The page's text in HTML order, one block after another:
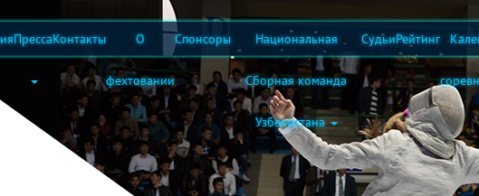
ПрессаКонтакты О
фехтовании
Спонсоры Национальная
Сборная команда
Узбекистана
СудьиРейтинг